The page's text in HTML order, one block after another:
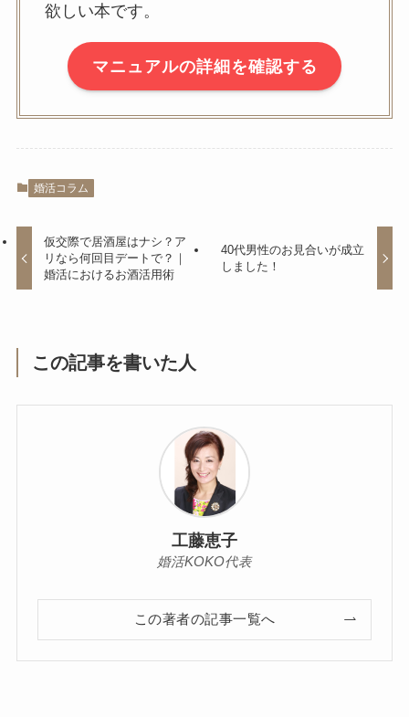
欲しい本です。
マニュアルの詳細を確認する
婚活コラム
仮交際で居酒屋はナシ？ア
リなら何回目デートで？｜
婚活におけるお酒活用術
40代男性のお見合いが成立
しました！
この記事を書いた人
工藤恵子
婚活KOKO代表
この著者の記事一覧へ